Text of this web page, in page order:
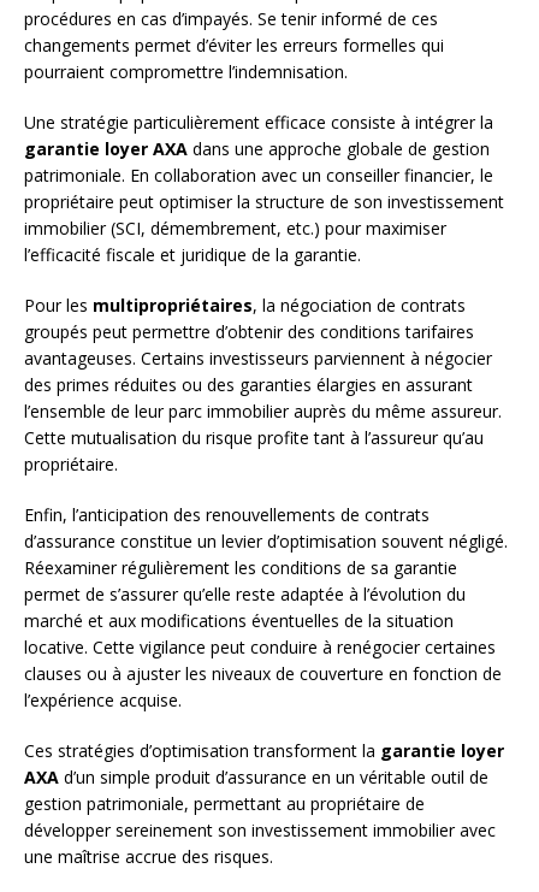
procédures en cas d’impayés. Se tenir informé de ces
changements permet d’éviter les erreurs formelles qui
pourraient compromettre l’indemnisation.
Une stratégie particulièrement efficace consiste à intégrer la
garantie loyer AXA dans une approche globale de gestion
patrimoniale. En collaboration avec un conseiller financier, le
propriétaire peut optimiser la structure de son investissement
immobilier (SCI, démembrement, etc.) pour maximiser
l’efficacité fiscale et juridique de la garantie.
Pour les multipropriétaires, la négociation de contrats
groupés peut permettre d’obtenir des conditions tarifaires
avantageuses. Certains investisseurs parviennent à négocier
des primes réduites ou des garanties élargies en assurant
l’ensemble de leur parc immobilier auprès du même assureur.
Cette mutualisation du risque profite tant à l’assureur qu’au
propriétaire.
Enfin, l’anticipation des renouvellements de contrats
d’assurance constitue un levier d’optimisation souvent négligé.
Réexaminer régulièrement les conditions de sa garantie
permet de s’assurer qu’elle reste adaptée à l’évolution du
marché et aux modifications éventuelles de la situation
locative. Cette vigilance peut conduire à renégocier certaines
clauses ou à ajuster les niveaux de couverture en fonction de
l’expérience acquise.
Ces stratégies d’optimisation transforment la garantie loyer
AXA d’un simple produit d’assurance en un véritable outil de
gestion patrimoniale, permettant au propriétaire de
développer sereinement son investissement immobilier avec
une maîtrise accrue des risques.